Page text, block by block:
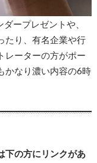
ープレゼントや、
たり、有名企業や行
レーターの方がポー
かなり濃い内容の6時
下の方にリンクがあ